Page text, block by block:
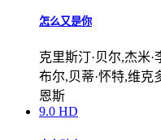
怎么又是你
克里斯汀·贝尔,杰米·
布尔,贝蒂·怀特,维克
恩斯
9.0 HD